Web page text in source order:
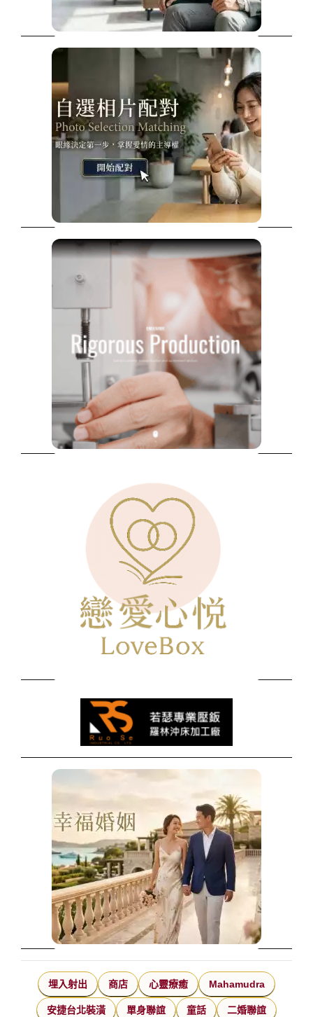
埋入射出 商店 心靈療癒 Mahamudra
安捷台北裝潢 單身聯誼 童話 二婚聯誼